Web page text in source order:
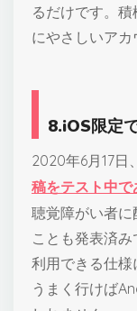
るだけです。
にやさしいア
8.iOS限定
2020年6月17日
稿をテスト中
聴覚障がい者
ことも発表済
利用できる仕
うまく行けば